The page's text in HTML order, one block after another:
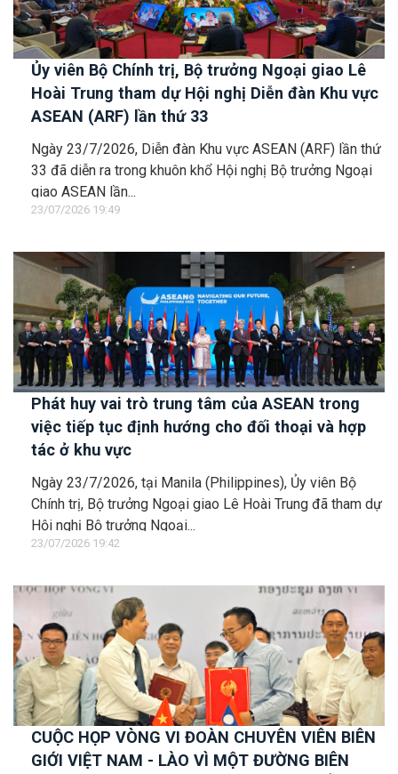
Ủy viên Bộ Chính trị, Bộ trưởng Ngoại giao Lê
Hoài Trung tham dự Hội nghị Diễn đàn Khu vực
ASEAN (ARF) lần thứ 33
Ngày 23/7/2026, Diễn đàn Khu vực ASEAN (ARF) lần thứ
33 đã diễn ra trong khuôn khổ Hội nghị Bộ trưởng Ngoại
giao ASEAN lần...
23/07/2026 19:49
Phát huy vai trò trung tâm của ASEAN trong
việc tiếp tục định hướng cho đối thoại và hợp
tác ở khu vực
Ngày 23/7/2026, tại Manila (Philippines), Ủy viên Bộ
Chính trị, Bộ trưởng Ngoại giao Lê Hoài Trung đã tham dự
Hội nghị Bộ trưởng Ngoại...
23/07/2026 19:42
CUỘC HỌP VÒNG VI ĐOÀN CHUYÊN VIÊN BIÊN
GIỚI VIỆT NAM - LÀO VÌ MỘT ĐƯỜNG BIÊN